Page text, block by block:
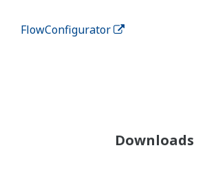
FlowConfigurator
Downloads